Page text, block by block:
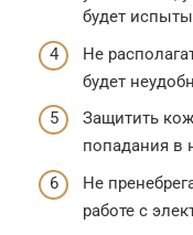
будет
Не
будет
Защитить
попадания в
Не
работе с